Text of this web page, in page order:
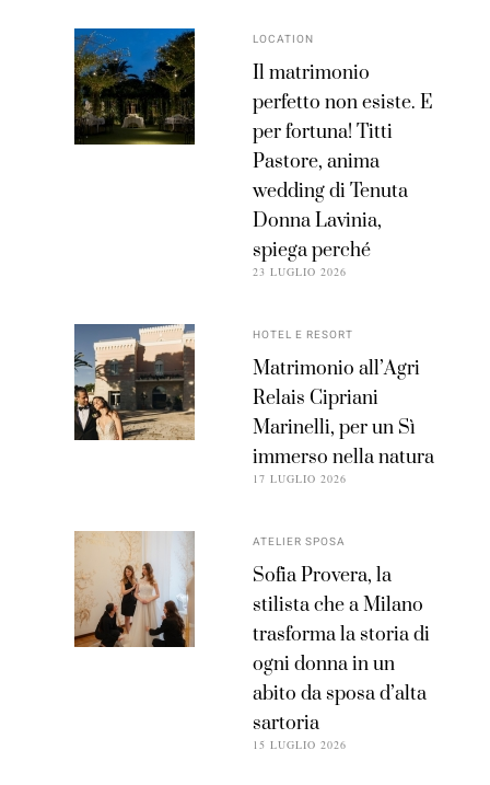
LOCATION
Il matrimonio
perfetto non esiste. E
per fortuna! Titti
Pastore, anima
wedding di Tenuta
Donna Lavinia,
spiega perché
23 LUGLIO 2026
HOTEL E RESORT
Matrimonio all’Agri
Relais Cipriani
Marinelli, per un Sì
immerso nella natura
17 LUGLIO 2026
ATELIER SPOSA
Sofia Provera, la
stilista che a Milano
trasforma la storia di
ogni donna in un
abito da sposa d’alta
sartoria
15 LUGLIO 2026